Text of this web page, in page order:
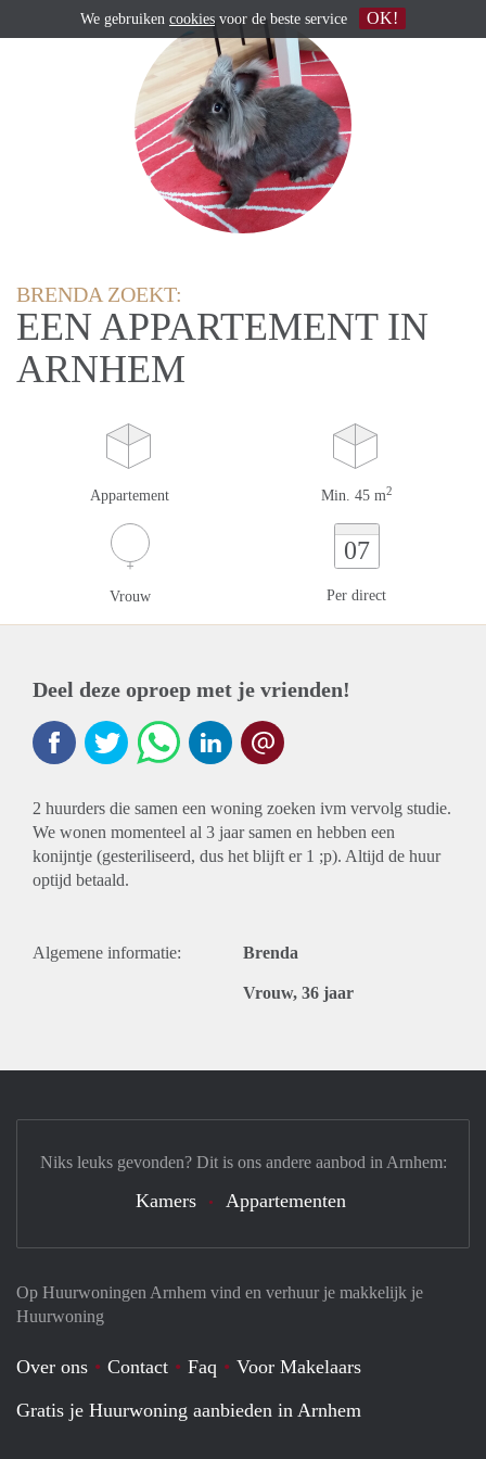
BRENDA ZOEKT:
EEN APPARTEMENT IN
ARNHEM
Appartement Min. 45 m2
Vrouw
07
Per direct
Deel deze oproep met je vrienden!
2 huurders die samen een woning zoeken ivm vervolg studie.
We wonen momenteel al 3 jaar samen en hebben een
konijntje (gesteriliseerd, dus het blijft er 1 ;p). Altijd de huur
optijd betaald.
Algemene informatie: Brenda
Vrouw, 36 jaar
Op Huurwoningen Arnhem vind en verhuur je makkelijk je
Huurwoning
Over ons Contact Faq
Voor Makelaars
Gratis je Huurwoning aanbieden in Arnhem
Niks leuks gevonden? Dit is ons andere aanbod in Arnhem:
Kamers Appartementen
We gebruiken cookies voor de beste service OK!